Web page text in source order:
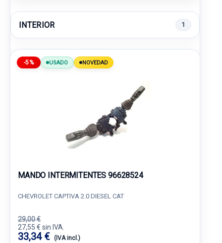
INTERIOR 1
-5% USADO NOVEDAD
MANDO INTERMITENTES 96628524
CHEVROLET CAPTIVA 2.0 DIESEL CAT
29,00 €
27,55 € sin IVA.
33,34 € (IVA incl.)